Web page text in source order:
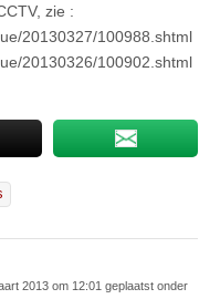
zie :
20130327/100988.shtml
20130326/100902.shtml
2013 om 12:01 geplaatst onder